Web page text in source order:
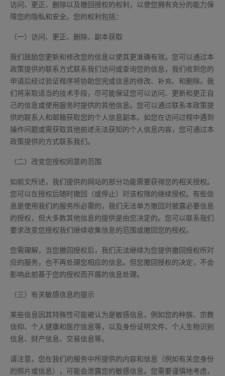
访问、更正、删除以及撤回授权的权利，以使您拥有充分的能力保
障您的隐私和安全。您的权利包括：
（一）访问、更正、删除、副本获取
我们鼓励您更新和修改您的信息以使其更准确有效。您可以通过本
政策提供的联系方式联系我们访问或查询您的信息，我们收到您的
申请后经过验证程序将协助您完成信息的修改、补充、和删除。我
们将采取适当的技术手段，尽可能保证您可以访问、更新和更正自
己的信息或使用服务时提供的其他信息。您可以通过联系本政策提
供的联系人和邮箱获取您的个人信息副本。如您在访问过程中遇到
操作问题或需获取其他前述无法获知的个人信息内容，您可通过本
政策提供的方式联系我们。
（二）改变您授权同意的范围
如前文所述，我们提供的网站的部分功能需要获得您的相关授权。
您可以在授权后随时撤回（或停止）对该权限的继续授权。有些信
息是使用我们的服务所必需的，我们无法单方撤回对披露必要信息
的授权，但大多数其他信息的提供是由您决定的。您可以联系我们
要求改变您授权我们继续收集信息的范围或撤回您的授权。
您需理解，当您撤回授权后，我们无法继续为您提供撤回授权所对
应的服务，也不再处理您相应的信息。但您撤回授权的决定，不会
影响此前基于您的授权而开展的信息处理。
（三）有关敏感信息的提示
某些信息因其特殊性可能被认为是敏感信息，例如您的种族、宗教
信仰、个人健康和医疗信息等，以及身份证明文件、个人生物识别
信息、财产信息、交易信息等。
请注意，您在我们的服务中所提供的内容和信息（例如有关您身份
的照片或信息），可能会泄露您的敏感信息。您需要谨慎地考虑，